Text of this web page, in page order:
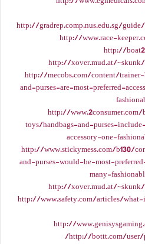
http://gradrep.comp.nus.edu.sg/
http://www.race-
http://
http://xover.mud.at/
http://mecobs.com/content/
and-purses-are-most-preferred-
http://
toys/handbags-and-purses-
accessory-one-
http://www.stickymess.com/b130/
and-purses-would-be-most-
many-
http://xover.mud.at/
http://www.safety.com/articles/
http://
http://bottt.com/user/